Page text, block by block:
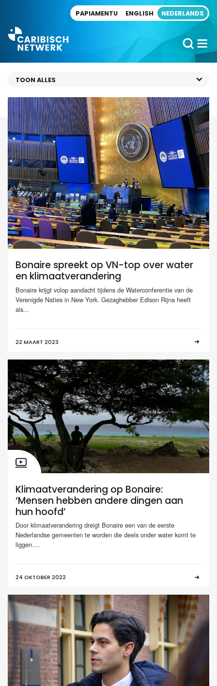
PAPIAMENTU ENGLISH NEDERLANDS
Bonaire spreekt op VN-top over water
en klimaatverandering
Bonaire krijgt volop aandacht tijdens de Waterconferentie van de
Verenigde Naties in New York. Gezaghebber Edison Rijna heeft
als...
22 MAART 2023
Klimaatverandering op Bonaire:
‘Mensen hebben andere dingen aan
hun hoofd’
Door klimaatverandering dreigt Bonaire een van de eerste
Nederlandse gemeenten te worden die deels onder water komt te
liggen....
24 OKTOBER 2022